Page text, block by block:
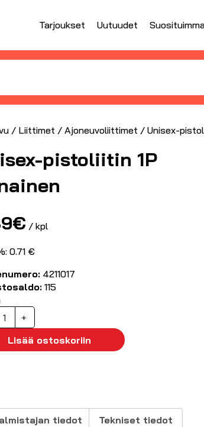
Tarjoukset Uutuudet
/ Liittimet / Ajoneuvoliittimet / Unisex-
pistoliitin 1P
€ / kpl
0.71 €
4211017
115
+
Lisää ostoskoriin
tiedot Tekniset tiedot